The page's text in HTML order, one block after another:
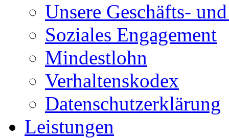
Unsere Geschäfts-
Soziales Engagement
Mindestlohn
Verhaltenskodex
Datenschutzerklärung
Leistungen